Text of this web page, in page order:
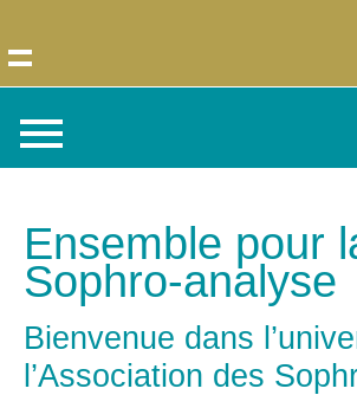
Ensemble pour
Sophro-analyse
Bienvenue dans
l’Association des